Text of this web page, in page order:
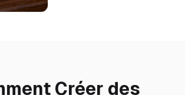
Créer des